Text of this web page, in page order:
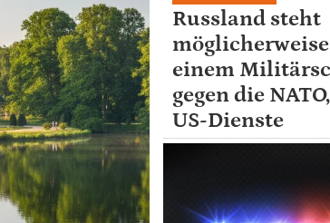
Russland steht
einem
gegen die
US-Dienste